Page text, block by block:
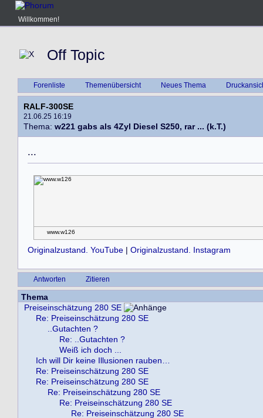
Willkommen!
Off Topic
Forenliste Themenübersicht Neues Thema
RALF-300SE
21.06.25 16:19
Thema: w221 gabs als 4Zyl Diesel S250, rar ... (k.T.)
...
www.w126
Originalzustand. YouTube | Originalzustand. Instagram
Antworten Zitieren
Thema
Preiseinschätzung 280 SE
Re: Preiseinschätzung 280 SE
..Gutachten ?
Re: ..Gutachten ?
Weiß ich doch ...
Ich will Dir keine Illusionen rauben…
Re: Preiseinschätzung 280 SE
Re: Preiseinschätzung 280 SE
Re: Preiseinschätzung 280 SE
Re: Preiseinschätzung 280 SE
Re: Preiseinschätzung 280 SE